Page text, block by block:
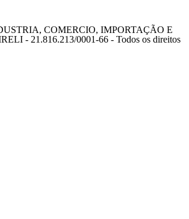
COMERCIO, IMPORTAÇÃO E
- 21.816.213/0001-66 - Todos os direitos